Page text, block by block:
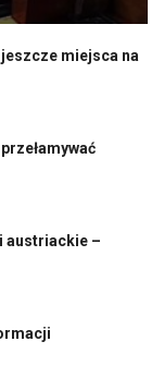
jeszcze miejsca na
austriackie –